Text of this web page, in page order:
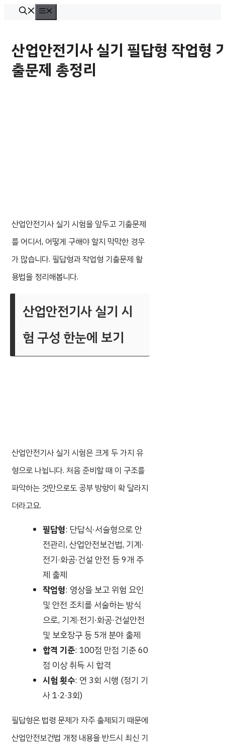
뉴
산업안전기사 실기 필답형 작업형
출문제 총정리
산업안전기사 실기 시험을 앞두고 기출문제
를 어디서, 어떻게 구해야 할지 막막한 경우
가 많습니다. 필답형과 작업형 기출문제 활
용법을 정리해봅니다.
산업안전기사 실기 시
험 구성 한눈에 보기
산업안전기사 실기 시험은 크게 두 가지 유
형으로 나뉩니다. 처음 준비할 때 이 구조를
파악하는 것만으로도 공부 방향이 확 달라지
더라고요.
필답형: 단답식·서술형으로 안
전관리, 산업안전보건법, 기계·
전기·화공·건설 안전 등 9개 주
제 출제
작업형: 영상을 보고 위험 요인
및 안전 조치를 서술하는 방식
으로, 기계·전기·화공·건설안전
및 보호장구 등 5개 분야 출제
합격 기준: 100점 만점 기준 60
점 이상 취득 시 합격
시험 횟수: 연 3회 시행 (정기 기
사 1·2·3회)
필답형은 법령 문제가 자주 출제되기 때문에
산업안전보건법 개정 내용을 반드시 최신 기